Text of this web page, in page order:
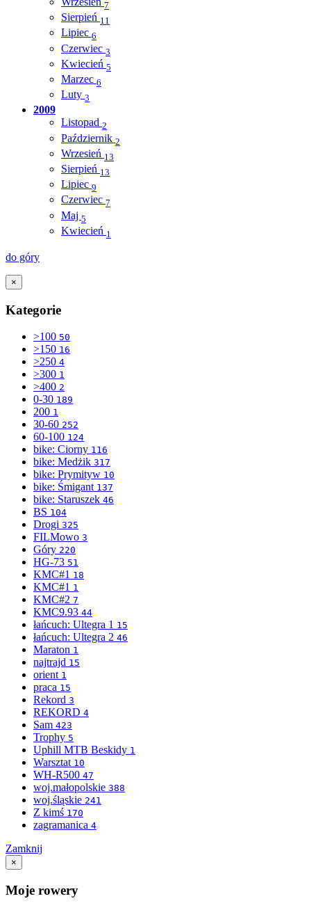
7
Sierpień 11
Lipiec 6
Czerwiec 3
Kwiecień 5
Marzec 6
Luty 3
2009
Listopad 2
Październik 2
Wrzesień 13
Sierpień 13
Lipiec 9
Czerwiec 7
Maj 5
Kwiecień 1
do góry
×
Kategorie
>100 50
>150 16
>250 4
>300 1
>400 2
0-30 189
200 1
30-60 252
60-100 124
bike: Ciorny 116
bike: Medżik 317
bike: Prymityw 10
bike: Śmigant 137
bike: Staruszek 46
BS 104
Drogi 325
FILMowo 3
Góry 220
HG-73 51
KMC#1 18
KMC#1 1
KMC#2 7
KMC9.93 44
łańcuch: Ultegra 1 15
łańcuch: Ultegra 2 46
Maraton 1
najtrajd 15
orient 1
praca 15
Rekord 3
REKORD 4
Sam 423
Trophy 5
Uphill MTB Beskidy 1
Warsztat 10
WH-R500 47
woj.małopolskie 388
woj.śląskie 241
Z kimś 170
zagramanica 4
Zamknij
×
Moje rowery